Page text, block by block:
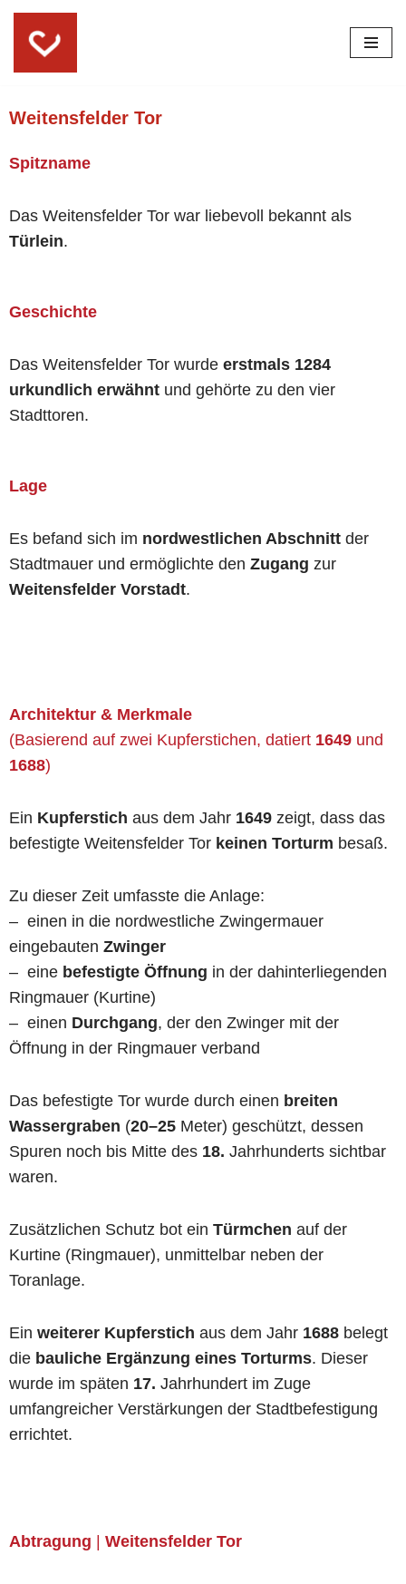
Skip
to
Weitensfelder Tor
Spitzname
Das Weitensfelder Tor war liebevoll bekannt als
Türlein.
Geschichte
Das Weitensfelder Tor wurde erstmals 1284
urkundlich erwähnt und gehörte zu den vier
Stadttoren.
Lage
Es befand sich im nordwestlichen Abschnitt der
Stadtmauer und ermöglichte den Zugang zur
Weitensfelder Vorstadt.
Architektur & Merkmale
(Basierend auf zwei Kupferstichen, datiert 1649 und
1688)
Ein Kupferstich aus dem Jahr 1649 zeigt, dass das
befestigte Weitensfelder Tor keinen Torturm besaß.
Zu dieser Zeit umfasste die Anlage:
– einen in die nordwestliche Zwingermauer
eingebauten Zwinger
– eine befestigte Öffnung in der dahinterliegenden
Ringmauer (Kurtine)
– einen Durchgang, der den Zwinger mit der
Öffnung in der Ringmauer verband
Das befestigte Tor wurde durch einen breiten
Wassergraben (20–25 Meter) geschützt, dessen
Spuren noch bis Mitte des 18. Jahrhunderts sichtbar
waren.
Zusätzlichen Schutz bot ein Türmchen auf der
Kurtine (Ringmauer), unmittelbar neben der
Toranlage.
Ein weiterer Kupferstich aus dem Jahr 1688 belegt
die bauliche Ergänzung eines Torturms. Dieser
wurde im späten 17. Jahrhundert im Zuge
umfangreicher Verstärkungen der Stadtbefestigung
errichtet.
Abtragung Weitensfelder Tor